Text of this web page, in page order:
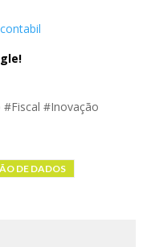
#Inovação
DE DADOS